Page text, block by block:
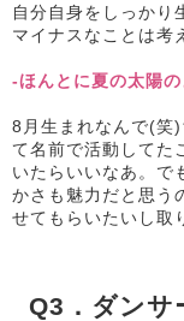
自分自身をしっかり
マイナスなことは考
-ほんとに夏の太陽の
8月生まれなんで(笑
て名前で活動してた
いたらいいなあ。で
かさも魅力だと思う
せてもらいたいし取
Q3．ダンサ